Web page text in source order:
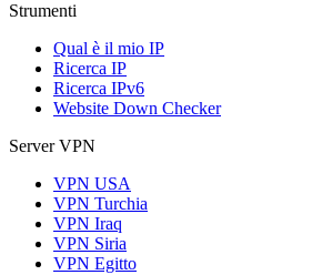
Strumenti
Qual è il mio IP
Ricerca IP
Ricerca IPv6
Website Down Checker
Server VPN
VPN USA
VPN Turchia
VPN Iraq
VPN Siria
VPN Egitto